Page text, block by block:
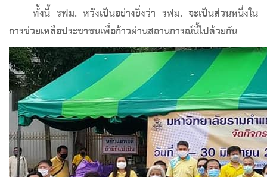
ทั้งนี้ รฟม. หวังเป็นอย่างยิ่งว่า รฟม. จะเป็นส่วนหนึ่งใน
การช่วยเหลือประชาชนเพื่อก้าวผ่านสถานการณ์นี้ไปด้วยกัน